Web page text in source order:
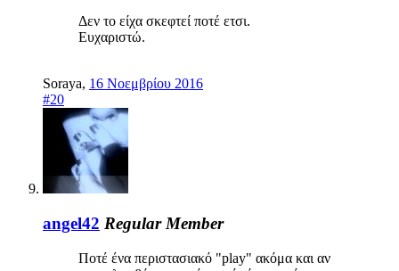
Δεν το είχα σκεφτεί ποτέ ετσι.
Ευχαριστώ.
Soraya, 16 Νοεμβρίου 2016
#20
angel42 Regular Member
Ποτέ ένα περιστασιακό "play" ακόμα και αν